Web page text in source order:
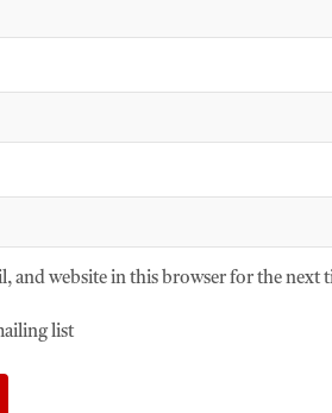
and website in this browser for the next
list